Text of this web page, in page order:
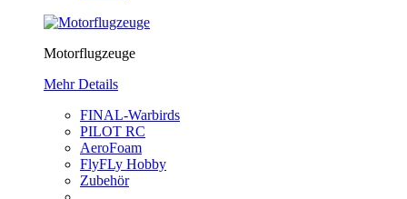
Motorflugzeuge
Mehr Details
FINAL-Warbirds
PILOT RC
AeroFoam
FlyFLy Hobby
Zubehör